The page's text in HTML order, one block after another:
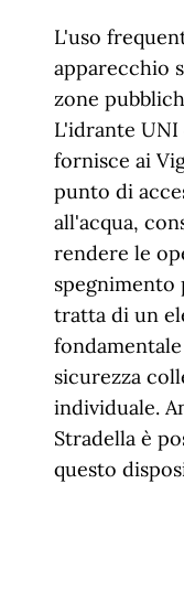
L'uso
apparecchio
zone
L'idrante UNI
fornisce ai
punto di
all'acqua,
rendere le
spegnimento
tratta di un
sicurezza
individuale.
Stradella è
questo